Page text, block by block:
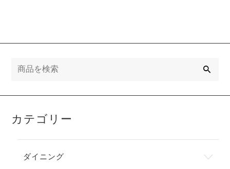
カテゴリー
ダイニング